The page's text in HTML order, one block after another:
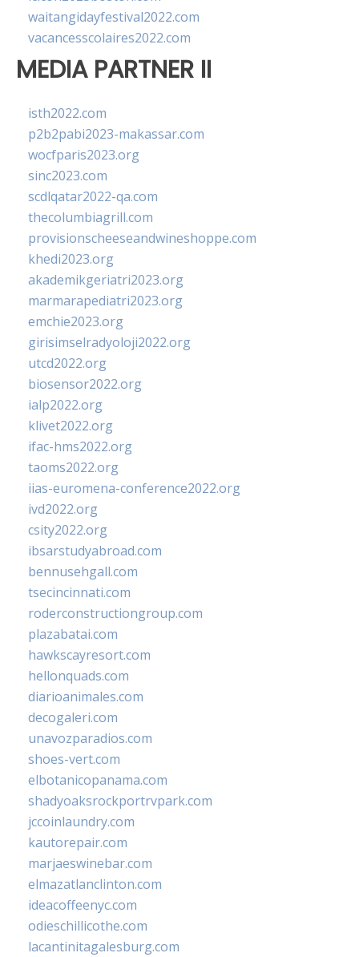
waitangidayfestival2022.com
vacancesscolaires2022.com
MEDIA PARTNER II
isth2022.com
p2b2pabi2023-makassar.com
wocfparis2023.org
sinc2023.com
scdlqatar2022-qa.com
thecolumbiagrill.com
provisionscheeseandwineshoppe.com
khedi2023.org
akademikgeriatri2023.org
marmarapediatri2023.org
emchie2023.org
girisimselradyoloji2022.org
utcd2022.org
biosensor2022.org
ialp2022.org
klivet2022.org
ifac-hms2022.org
taoms2022.org
iias-euromena-conference2022.org
ivd2022.org
csity2022.org
ibsarstudyabroad.com
bennusehgall.com
tsecincinnati.com
roderconstructiongroup.com
plazabatai.com
hawkscayresort.com
hellonquads.com
diarioanimales.com
decogaleri.com
unavozparadios.com
shoes-vert.com
elbotanicopanama.com
shadyoaksrockportrvpark.com
jccoinlaundry.com
kautorepair.com
marjaeswinebar.com
elmazatlanclinton.com
ideacoffeenyc.com
odieschillicothe.com
lacantinitagalesburg.com